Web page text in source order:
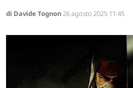
di Davide Tognon26 agosto 2025 11:45